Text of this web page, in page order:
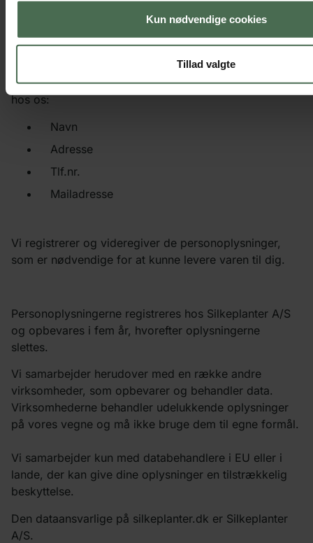
Kun nødvendige cookies
Tillad valgte
PERSONDATAPOLITIK:
Vi har brug for følgende oplysninger, når du handler
hos os:
Navn
Adresse
Tlf.nr.
Mailadresse
Vi registrerer og videregiver de personoplysninger,
som er nødvendige for at kunne levere varen til dig.
Personoplysningerne registreres hos Silkeplanter A/S
og opbevares i fem år, hvorefter oplysningerne
slettes.
Vi samarbejder herudover med en række andre
virksomheder, som opbevarer og behandler data.
Virksomhederne behandler udelukkende oplysninger
på vores vegne og må ikke bruge dem til egne formål.
Vi samarbejder kun med databehandlere i EU eller i
lande, der kan give dine oplysninger en tilstrækkelig
beskyttelse.
Den dataansvarlige på silkeplanter.dk er Silkeplanter
A/S.